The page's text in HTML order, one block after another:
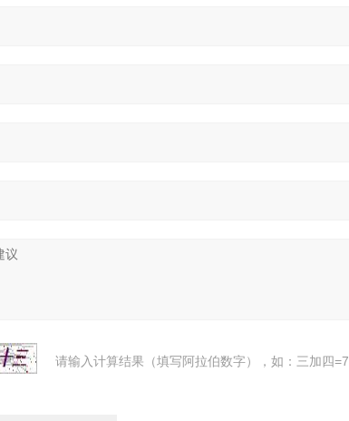
请输入计算结果（填写阿拉伯数字），如：三加四=7